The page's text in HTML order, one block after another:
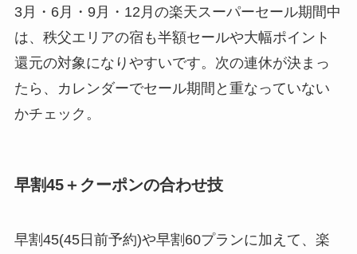
3月・6月・9月・12月の楽天スーパーセール期間中
は、秩父エリアの宿も半額セールや大幅ポイント
還元の対象になりやすいです。次の連休が決まっ
たら、カレンダーでセール期間と重なっていない
かチェック。
早割45＋クーポンの合わせ技
早割45(45日前予約)や早割60プランに加えて、楽